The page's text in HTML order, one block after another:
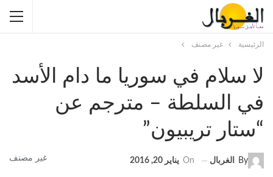
الرئيسية غير مصنف
لا سلام في سوريا ما دام الأسد
في السلطة – مترجم عن
“ستار تريبيون”
غير مصنف By الغربال On يناير 20, 2016